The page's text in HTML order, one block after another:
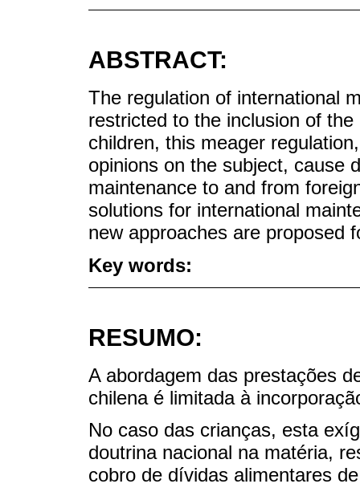
ABSTRACT:
The regulation of international
restricted to the inclusion of
children, this meager
opinions on the subject, cause
maintenance to and from
solutions for international
new approaches are proposed
Key words:
RESUMO:
A abordagem das prestações
chilena é limitada à
No caso das crianças, esta
doutrina nacional na matéria,
cobro de dívidas alimentares